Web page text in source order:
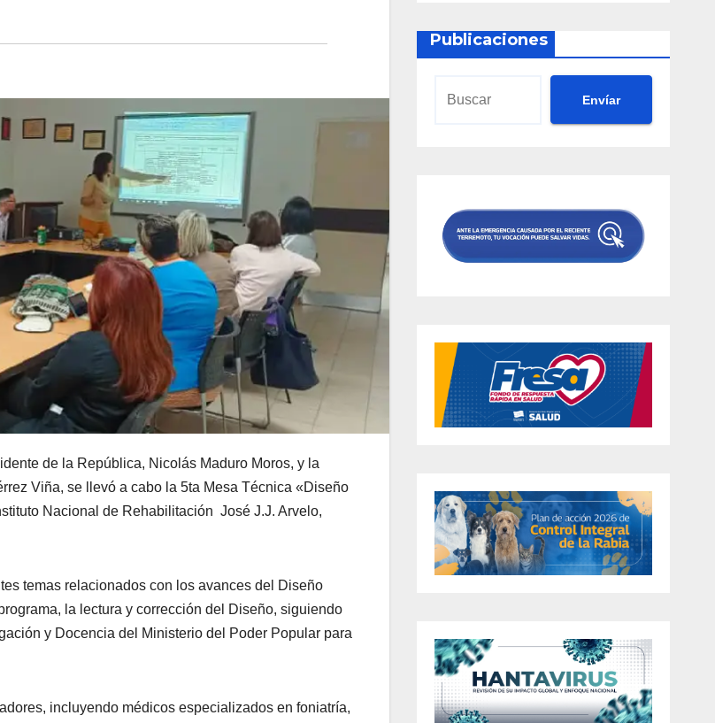
de la República, Nicolás Maduro Moros, y la
Viña, se llevó a cabo la 5ta Mesa Técnica «Diseño
Nacional de Rehabilitación José J.J. Arvelo,
temas relacionados con los avances del Diseño
la lectura y corrección del Diseño, siguiendo
y Docencia del Ministerio del Poder Popular para
incluyendo médicos especializados en foniatría,
Publicaciones
Envíar